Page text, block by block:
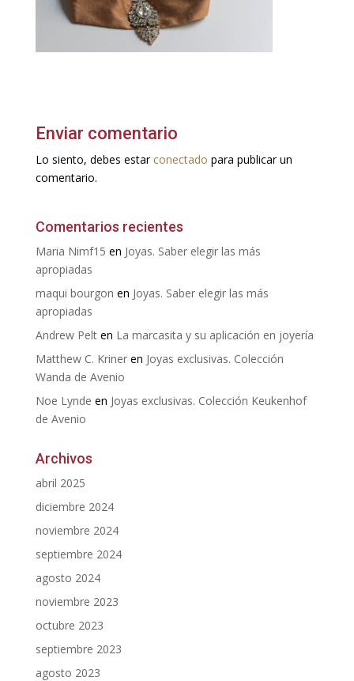
Enviar comentario
Lo siento, debes estar conectado para publicar un
comentario.
Comentarios recientes
Maria Nimf15 en Joyas. Saber elegir las más
apropiadas
maqui bourgon en Joyas. Saber elegir las más
apropiadas
Andrew Pelten La marcasita y su aplicación en joyería
Matthew C. Krineren Joyas exclusivas. Colección
Wanda de Avenio
Noe Lynde en Joyas exclusivas. Colección Keukenhof
de Avenio
Archivos
abril 2025
diciembre 2024
noviembre 2024
septiembre 2024
agosto 2024
noviembre 2023
octubre 2023
septiembre 2023
agosto 2023